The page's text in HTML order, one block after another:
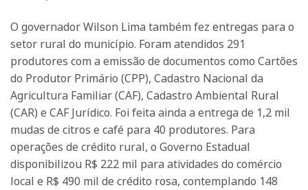
O governador Wilson Lima também fez entregas para o
setor rural do município. Foram atendidos 291
produtores com a emissão de documentos como Cartões
do Produtor Primário (CPP), Cadastro Nacional da
Agricultura Familiar (CAF), Cadastro Ambiental Rural
(CAR) e CAF Jurídico. Foi feita ainda a entrega de 1,2 mil
mudas de citros e café para 40 produtores. Para
operações de crédito rural, o Governo Estadual
disponibilizou R$ 222 mil para atividades do comércio
local e R$ 490 mil de crédito rosa, contemplando 148